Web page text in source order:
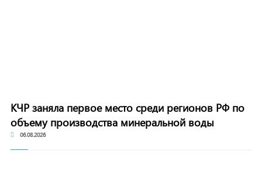
КЧР заняла первое место среди регионов РФ по
объему производства минеральной воды
06.08.2026